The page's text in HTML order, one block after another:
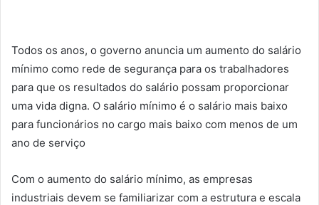
Todos os anos, o governo anuncia um aumento do salário
mínimo como rede de segurança para os trabalhadores
para que os resultados do salário possam proporcionar
uma vida digna. O salário mínimo é o salário mais baixo
para funcionários no cargo mais baixo com menos de um
ano de serviço
Com o aumento do salário mínimo, as empresas
industriais devem se familiarizar com a estrutura e escala